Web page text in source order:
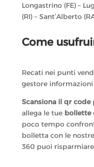
Longastrino (FE) –
(RI) – Sant’Alberto
Come
Recati nei punti
gestore informazioni
Scansiona il qr code
allega le tue bollette
poco tempo
bolletta con le
360 puoi